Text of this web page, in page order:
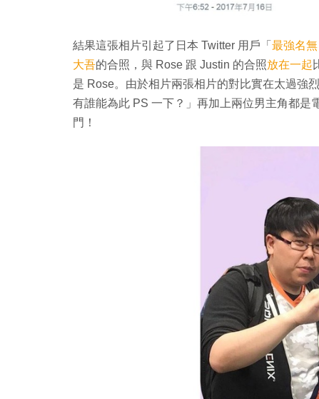
結果這張相片引起了日本 Twitter 用戶「 最強名
大吾的合照，與 Rose 跟 Justin 的合照放在一起
是 Rose。由於相片兩張相片的對比實在太過強
有誰能為此 PS 一下？」再加上兩位男主角都是
門！